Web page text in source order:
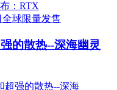
的散热--深海幽灵